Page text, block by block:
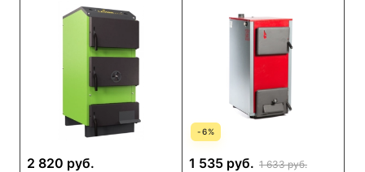
2 820 руб.
-6%
1 535 руб. 1 633 руб.